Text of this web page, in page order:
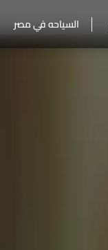
السياحه في مصر